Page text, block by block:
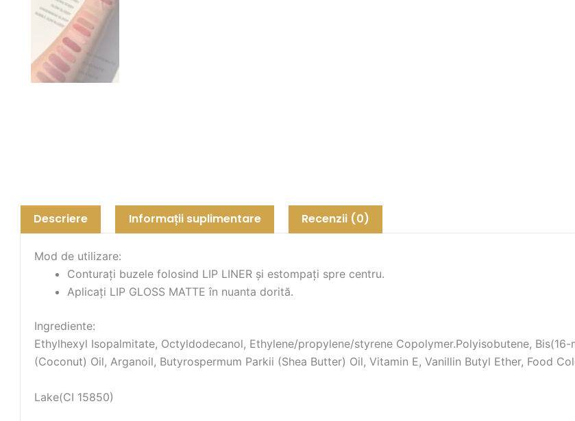
Descriere Informații suplimentare Recenzii (0)
Mod de utilizare:
Conturați buzele folosind LIP LINER și estompați spre centru.
Aplicați LIP GLOSS MATTE în nuanta dorită.
Ingrediente:
Ethylhexyl Isopalmitate, Octyldodecanol, Ethylene/propylene/styrene Copolymer.Polyisobutene,
(Coconut) Oil, Arganoil, Butyrospermum Parkii (Shea Butter) Oil, Vitamin E, Vanillin Butyl Ether, Food
Lake(CI 15850)